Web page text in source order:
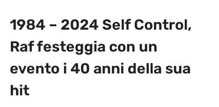
1984 – 2024 Self Control,
Raf festeggia con un
evento i 40 anni della sua
hit